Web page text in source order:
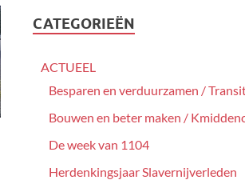
CATEGORIEËN
ACTUEEL
Besparen en verduurzamen /
Bouwen en beter maken /
De week van 1104
Herdenkingsjaar Slavernijverleden